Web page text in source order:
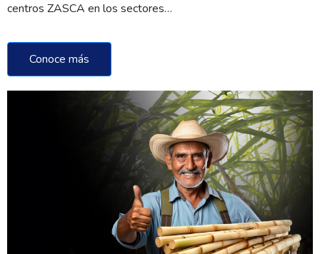
centros ZASCA en los sectores…
Conoce más